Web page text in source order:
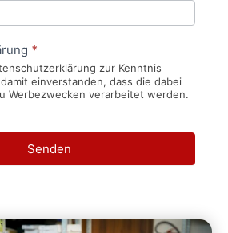
*
zur Kenntnis
einverstanden, dass die dabei
Werbezwecken verarbeitet werden.
Senden